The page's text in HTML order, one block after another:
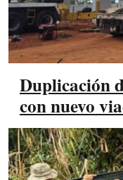
Duplicación
con nuevo